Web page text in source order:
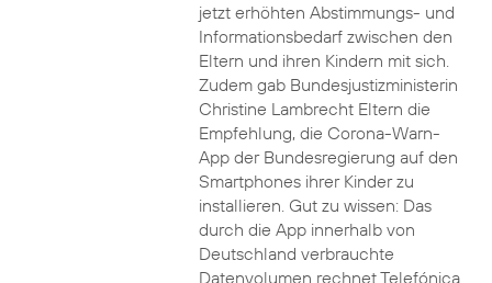
jetzt erhöhten Abstimmungs- und
Informationsbedarf zwischen den
Eltern und ihren Kindern mit sich.
Zudem gab Bundesjustizministerin
Christine Lambrecht Eltern die
Empfehlung, die Corona-Warn-
App der Bundesregierung auf den
Smartphones ihrer Kinder zu
installieren. Gut zu wissen: Das
durch die App innerhalb von
Deutschland verbrauchte
Datenvolumen rechnet Telefónica